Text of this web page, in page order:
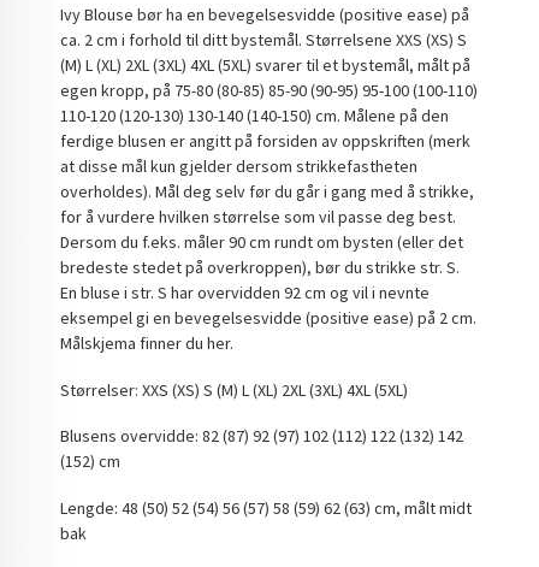
Ivy Blouse bør ha en bevegelsesvidde (positive ease) på
ca. 2 cm i forhold til ditt bystemål. Størrelsene XXS (XS) S
(M) L (XL) 2XL (3XL) 4XL (5XL) svarer til et bystemål, målt på
egen kropp, på 75-80 (80-85) 85-90 (90-95) 95-100 (100-110)
110-120 (120-130) 130-140 (140-150) cm. Målene på den
ferdige blusen er angitt på forsiden av oppskriften (merk
at disse mål kun gjelder dersom strikkefastheten
overholdes). Mål deg selv før du går i gang med å strikke,
for å vurdere hvilken størrelse som vil passe deg best.
Dersom du f.eks. måler 90 cm rundt om bysten (eller det
bredeste stedet på overkroppen), bør du strikke str. S.
En bluse i str. S har overvidden 92 cm og vil i nevnte
eksempel gi en bevegelsesvidde (positive ease) på 2 cm.
Målskjema finner du her.
Størrelser: XXS (XS) S (M) L (XL) 2XL (3XL) 4XL (5XL)
Blusens overvidde: 82 (87) 92 (97) 102 (112) 122 (132) 142
(152) cm
Lengde: 48 (50) 52 (54) 56 (57) 58 (59) 62 (63) cm, målt midt
bak